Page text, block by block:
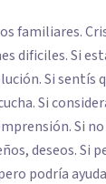
familiares.
dificiles. Si
Si sentís
Si
Si
deseos. Si
podría